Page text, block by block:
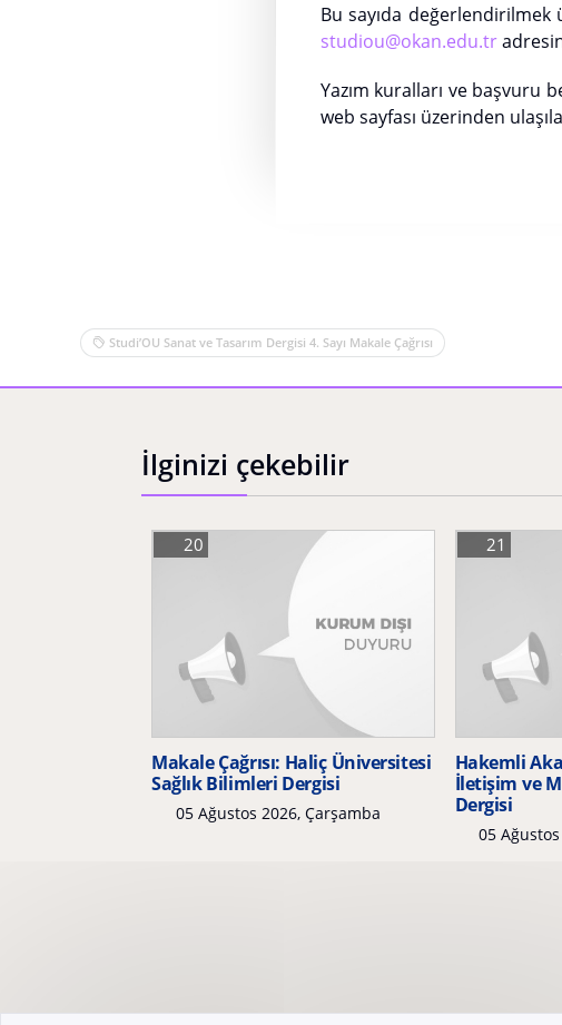
Bu sayıda
studiou@okan.edu.tr
Yazım kuralları ve başvuru
web sayfası üzerinden
Studi’OU Sanat ve Tasarım Dergisi 4. Sayı Makale Çağrısı
İlginizi çekebilir
Makale Çağrısı: Haliç Üniversitesi
Sağlık Bilimleri Dergisi
05 Ağustos 2026, Çarşamba
20
Hakemli
İletişim ve
Dergisi
05
21